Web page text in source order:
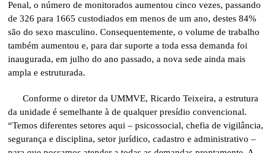
Penal, o número de monitorados aumentou cinco vezes, passando
de 326 para 1665 custodiados em menos de um ano, destes 84%
são do sexo masculino. Consequentemente, o volume de trabalho
também aumentou e, para dar suporte a toda essa demanda foi
inaugurada, em julho do ano passado, a nova sede ainda mais
ampla e estruturada.
Conforme o diretor da UMMVE, Ricardo Teixeira, a estrutura
da unidade é semelhante à de qualquer presídio convencional.
“Temos diferentes setores aqui – psicossocial, chefia de vigilância,
segurança e disciplina, setor jurídico, cadastro e administrativo –